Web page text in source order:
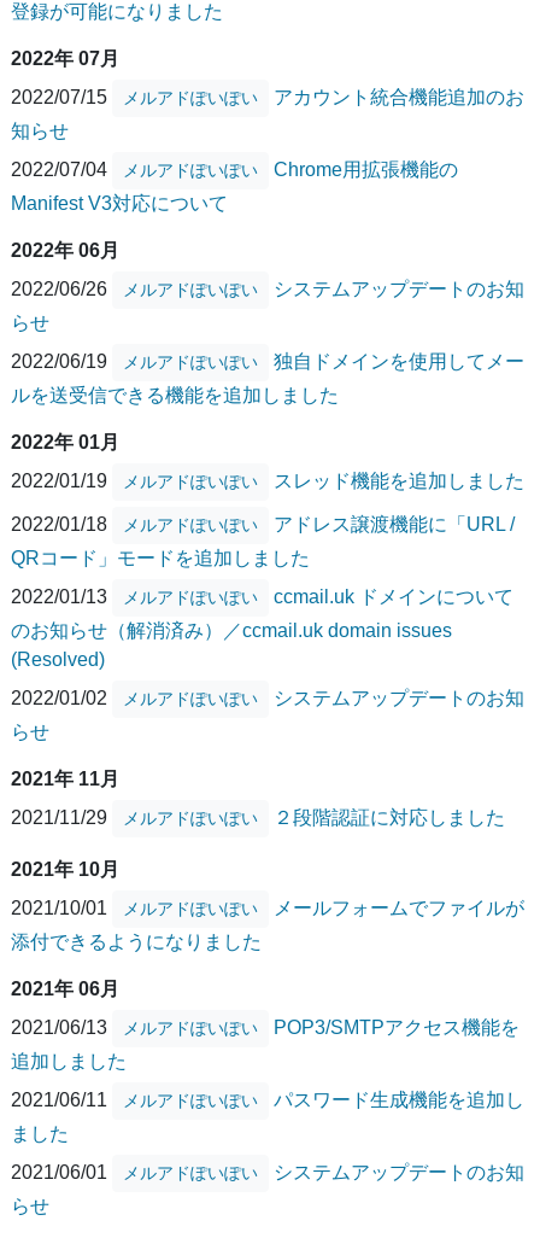
登録が可能になりました
2022年 07月
2022/07/15
メルアドぽいぽい
アカウント統合機能追加のお
知らせ
2022/07/04
メルアドぽいぽい
Chrome用拡張機能の
Manifest V3対応について
2022年 06月
2022/06/26
メルアドぽいぽい
システムアップデートのお知
らせ
2022/06/19
メルアドぽいぽい
独自ドメインを使用してメー
ルを送受信できる機能を追加しました
2022年 01月
2022/01/19
メルアドぽいぽい スレッド機能を追加しました
2022/01/18 メルアドぽいぽい
アドレス譲渡機能に「URL /
QRコード」モードを追加しました
2022/01/13
メルアドぽいぽい
ccmail.uk ドメインについて
のお知らせ（解消済み）／ccmail.uk domain issues
(Resolved)
2022/01/02
メルアドぽいぽい
システムアップデートのお知
らせ
2021年 11月
2021/11/29
メルアドぽいぽい ２段階認証に対応しました
2021年 10月
2021/10/01
メルアドぽいぽい
メールフォームでファイルが
添付できるようになりました
2021年 06月
2021/06/13
メルアドぽいぽい
POP3/SMTPアクセス機能を
追加しました
2021/06/11
メルアドぽいぽい
パスワード生成機能を追加し
ました
2021/06/01
メルアドぽいぽい
システムアップデートのお知
らせ